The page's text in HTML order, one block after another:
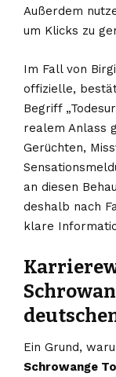
Außerdem
um Klicks zu
Im Fall von
offizielle,
Begriff
realem Anlass
Gerüchten,
an diesen
deshalb nach
klare
Ein Grund,
Schrowange